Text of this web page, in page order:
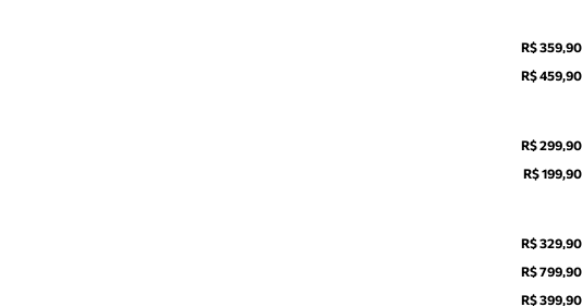
R$ 359,90
R$ 459,90
R$ 299,90
R$ 199,90
R$ 329,90
R$ 799,90
R$ 399,90